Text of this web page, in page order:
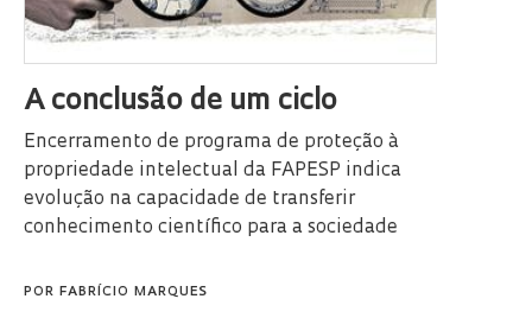
A conclusão de um ciclo
Encerramento de programa de proteção à
propriedade intelectual da FAPESP indica
evolução na capacidade de transferir
conhecimento científico para a sociedade
POR FABRÍCIO MARQUES